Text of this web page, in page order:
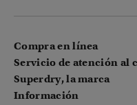
Compra en línea
Servicio de atención al
Superdry, la marca
Información